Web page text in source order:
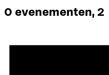
0 evenementen, 2